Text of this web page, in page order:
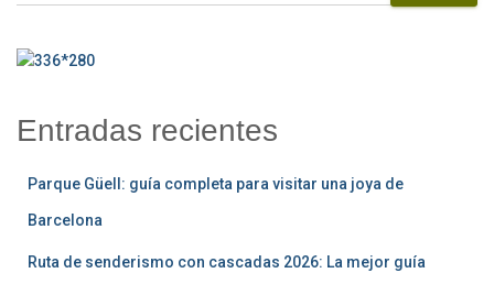
Entradas recientes
Parque Güell: guía completa para visitar una joya de
Barcelona
Ruta de senderismo con cascadas 2026: La mejor guía